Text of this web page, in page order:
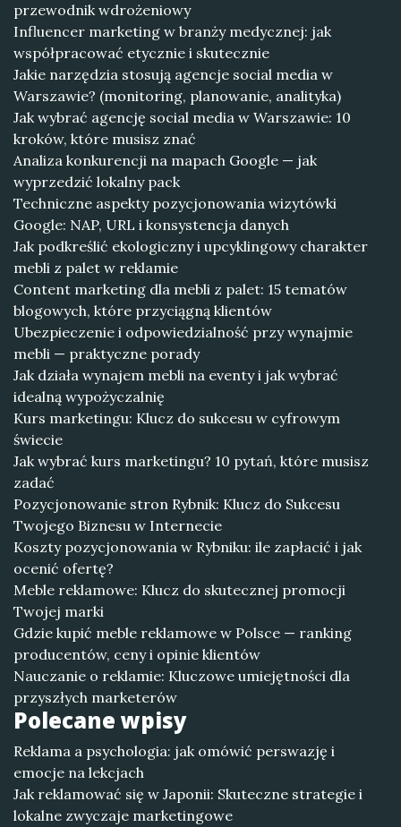
przewodnik wdrożeniowy
Influencer marketing w branży medycznej: jak
współpracować etycznie i skutecznie
Jakie narzędzia stosują agencje social media w
Warszawie? (monitoring, planowanie, analityka)
Jak wybrać agencję social media w Warszawie: 10
kroków, które musisz znać
Analiza konkurencji na mapach Google — jak
wyprzedzić lokalny pack
Techniczne aspekty pozycjonowania wizytówki
Google: NAP, URL i konsystencja danych
Jak podkreślić ekologiczny i upcyklingowy charakter
mebli z palet w reklamie
Content marketing dla mebli z palet: 15 tematów
blogowych, które przyciągną klientów
Ubezpieczenie i odpowiedzialność przy wynajmie
mebli — praktyczne porady
Jak działa wynajem mebli na eventy i jak wybrać
idealną wypożyczalnię
Kurs marketingu: Klucz do sukcesu w cyfrowym
świecie
Jak wybrać kurs marketingu? 10 pytań, które musisz
zadać
Pozycjonowanie stron Rybnik: Klucz do Sukcesu
Twojego Biznesu w Internecie
Koszty pozycjonowania w Rybniku: ile zapłacić i jak
ocenić ofertę?
Meble reklamowe: Klucz do skutecznej promocji
Twojej marki
Gdzie kupić meble reklamowe w Polsce — ranking
producentów, ceny i opinie klientów
Nauczanie o reklamie: Kluczowe umiejętności dla
przyszłych marketerów
Polecane wpisy
Reklama a psychologia: jak omówić perswazję i
emocje na lekcjach
Jak reklamować się w Japonii: Skuteczne strategie i
lokalne zwyczaje marketingowe